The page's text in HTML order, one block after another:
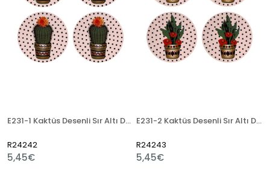
E231-1 Kaktüs Desenli Sır Altı Dekal 12x50 cm
R24242
5,45€
E231-2 Kaktüs Desenli Sır Altı Dekal 12x50 cm
R24243
5,45€